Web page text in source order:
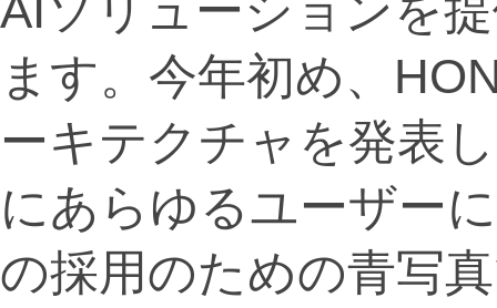
ます。今年初め、
ーキテクチャを発表
にあらゆるユーザー
の採用のための青写